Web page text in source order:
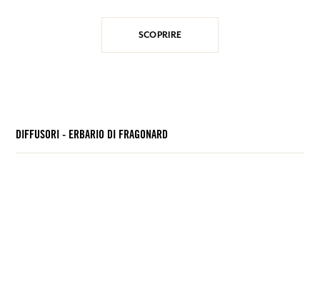
VISUALIZZARE TUTTI I PRODOTTI
SCOPRIRE
DIFFUSORI - ERBARIO DI FRAGONARD